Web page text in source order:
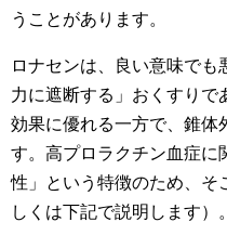
うことがあります。
ロナセンは、良い意味で
力に遮断する」おくすりで
効果に優れる一方で、錐体
す。高プロラクチン血症に
性」という特徴のため、そ
しくは下記で説明します）。